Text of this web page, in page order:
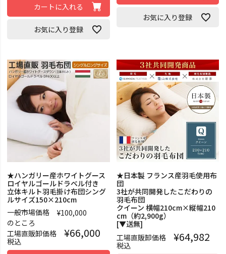
カートに入れる
お気に入り登録
お気に入り登録
★ハンガリー産ホワイトグース
ロイヤルゴールドラベル付き
立体キルト羽毛掛け布団シング
ルサイズ150×210cm
一般市場価格
¥100,000
のところ
工場直販卸価格
¥66,000
税込
★日本製 フランス産羽毛使用布
団
3社が共同開発したこだわりの
羽毛布団
クイーン 横幅210cm×縦幅210
cm（約2,900g）
[▼送無]
工場直販卸価格
¥64,982
税込